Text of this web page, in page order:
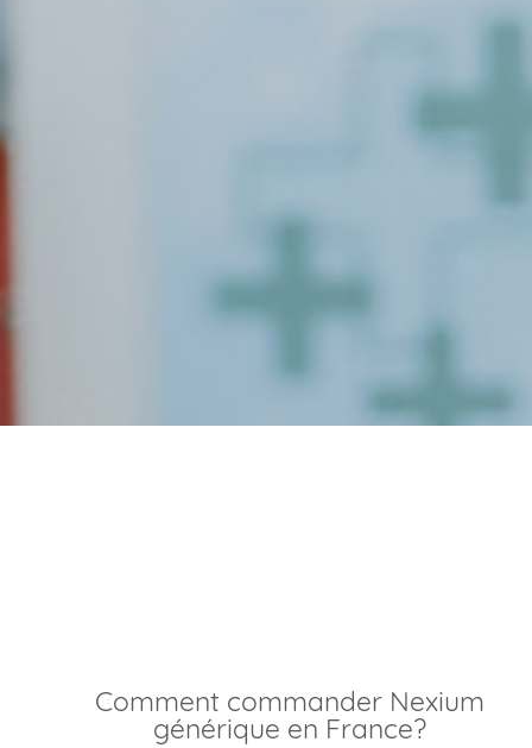
Comment commander Nexium
générique en France?